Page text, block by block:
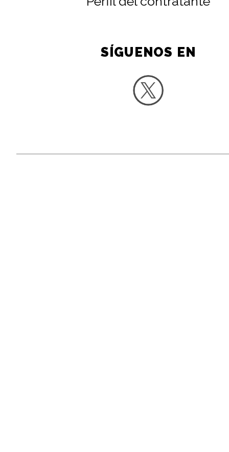
SÍGUENOS EN